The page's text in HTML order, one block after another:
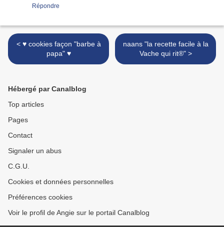
Répondre
< ♥ cookies façon "barbe à
papa" ♥
naans "la recette facile à la
Vache qui rit®" >
Hébergé par Canalblog
Top articles
Pages
Contact
Signaler un abus
C.G.U.
Cookies et données personnelles
Préférences cookies
Voir le profil de Angie sur le portail Canalblog